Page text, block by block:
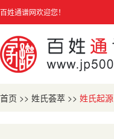
百姓通谱网欢迎您！
首页 >> 姓氏荟萃 >> 姓氏起源